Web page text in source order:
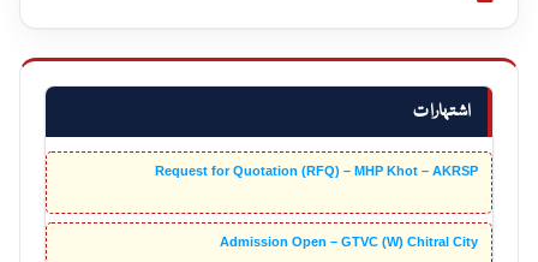
اشتہارات
Request for Quotation (RFQ) – MHP Khot – AKRSP
Admission Open – GTVC (W) Chitral City